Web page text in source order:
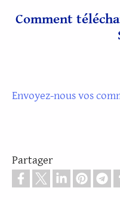
Comment
Envoyez-nous vos
Partager